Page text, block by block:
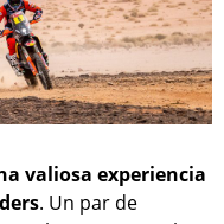
valiosa experiencia
. Un par de